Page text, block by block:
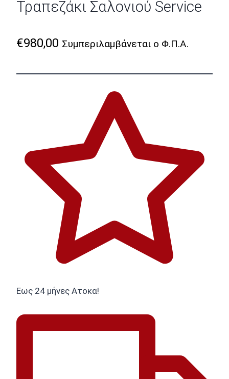
Τραπεζάκι Σαλονιού Service
€980,00 Συμπεριλαμβάνεται ο Φ.Π.Α.
Εως 24 μήνες Ατοκα!